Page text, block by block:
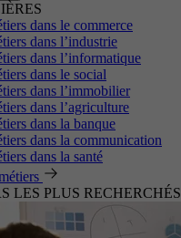
dans le commerce
dans l’industrie
dans l’informatique
dans le social
dans l’immobilier
dans l’agriculture
dans la banque
dans la communication
dans la santé
LES PLUS RECHERCHÉS